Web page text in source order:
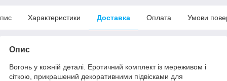
Характеристики Доставка Оплата Умови
Опис
Вогонь у кожній деталі. Еротичний комплект із мереживом і
сіткою, прикрашений декоративними підвісками для